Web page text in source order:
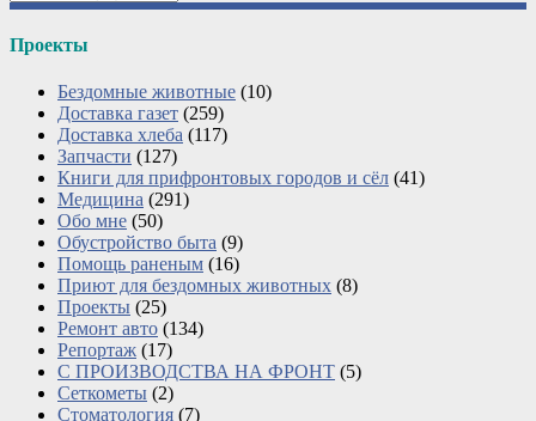
Проекты
Бездомные животные (10)
Доставка газет (259)
Доставка хлеба (117)
Запчасти (127)
Книги для прифронтовых городов и сёл (41)
Медицина (291)
Обо мне (50)
Обустройство быта (9)
Помощь раненым (16)
Приют для бездомных животных (8)
Проекты (25)
Ремонт авто (134)
Репортаж (17)
С ПРОИЗВОДСТВА НА ФРОНТ (5)
Сеткометы (2)
Стоматология (7)